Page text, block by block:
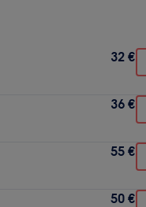
32 €
36 €
55 €
50 €